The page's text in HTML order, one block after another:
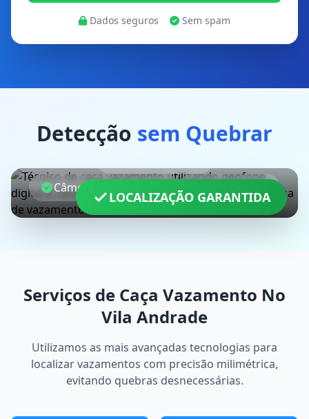
Dados seguros Sem spam
Detecção sem Quebrar
LOCALIZAÇÃO GARANTIDA
Câmera Termográfica
Serviços de Caça Vazamento No
Vila Andrade
Utilizamos as mais avançadas tecnologias para
localizar vazamentos com precisão milimétrica,
evitando quebras desnecessárias.